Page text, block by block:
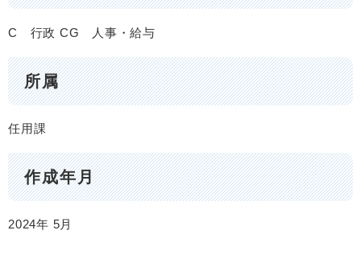
C 行政 CG 人事・給与
所属
任用課
作成年月
2024年 5月